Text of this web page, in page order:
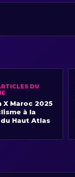
DU
X Maroc 2025
à la
Haut Atlas